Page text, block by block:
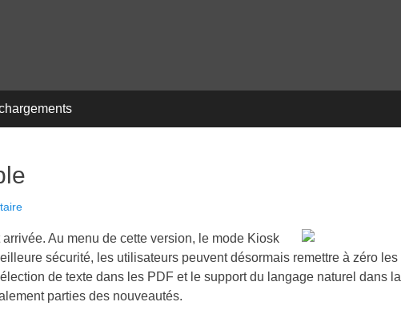
Au menu de cette version, le mode Kiosk
sécurité, les utilisateurs peuvent désormais remettre à zéro les
de texte dans les PDF et le support du langage naturel dans la
parties des nouveautés.